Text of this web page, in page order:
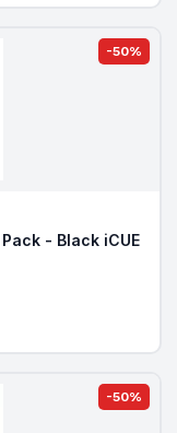
-50%
- Black iCUE
-50%